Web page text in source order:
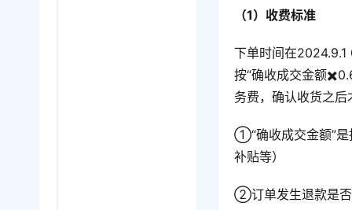
（1）收费标准
下单时间在2024.9.1
按“确收成交金额
务费，确认收货之后
①“确收成交金额”是
补贴等）
②订单发生退款是否